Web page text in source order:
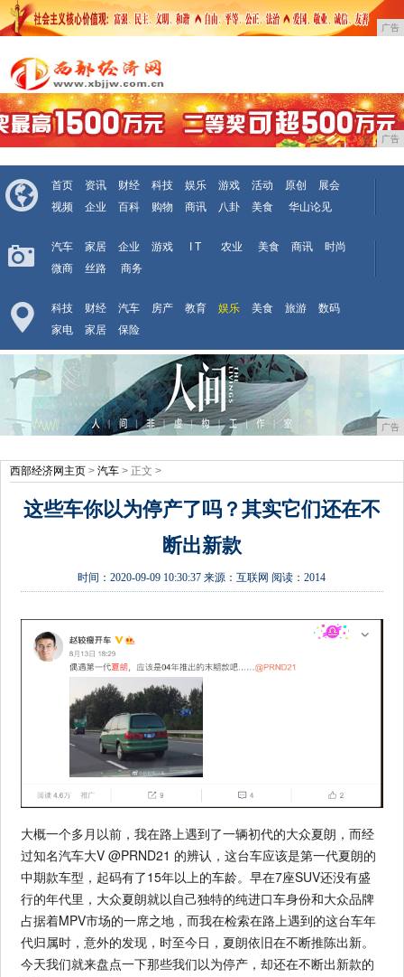
广告
广告
首页 资讯 财经 科技 娱乐 游戏 活动 原创
展会
视频
企业 百科 购物 商讯 八卦 美食 华山论见
汽车 家居 企业 游戏 I T 农业 美食 商讯
时尚
微商
丝路 商务
科技 财经 汽车 房产 教育 娱乐 美食 旅游
数码
家电
家居 保险
广告
西部经济网主页 > 汽车 > 正文 >
这些车你以为停产了吗？其实它们还在不
断出新款
时间：2020-09-09 10:30:37 来源：互联网 阅读：2014
大概一个多月以前，我在路上遇到了一辆初代的大众夏朗，而经
过知名汽车大V @PRND21 的辨认，这台车应该是第一代夏朗的
中期款车型，起码有了15年以上的车龄。早在7座SUV还没有盛
行的年代里，大众夏朗就以自己独特的纯进口车身份和大众品牌
占据着MPV市场的一席之地，而我在检索在路上遇到的这台车年
代归属时，意外的发现，时至今日，夏朗依旧在不断推陈出新。
今天我们就来盘点一下那些我们以为停产，却还在不断出新款的